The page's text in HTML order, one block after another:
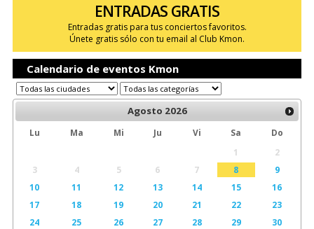
ENTRADAS GRATIS
Entradas gratis para tus conciertos favoritos.
Únete gratis sólo con tu email al Club Kmon.
Calendario de eventos Kmon
Agosto 2026
Lu Ma Mi Ju Vi Sa
Do
1
2
3
4 5 6 7 8
9
10
11 12 13 14 15
16
17
18 19 20 21 22
23
24
25 26 27 28 29
30